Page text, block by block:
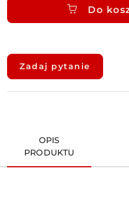
Do
Dostępność
dostawa
Zadaj pytanie
OPIS
PRODUKTU